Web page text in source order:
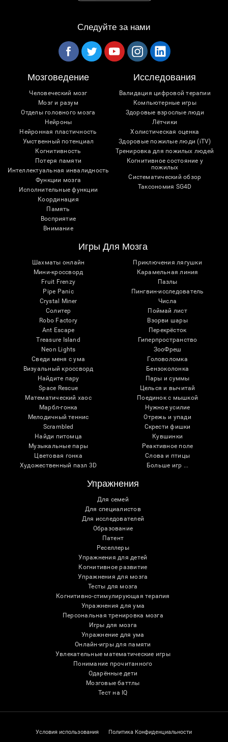
Следуйте за нами
Мозговедение
Человеческий мозг
Мозг и разум
Отделы головного мозга
Нейроны
Нейронная пластичность
Умственный потенциал
Когнитивность
Потеря памяти
Интеллектуальная инвалидность
Функции мозга
Исполнительные функции
Координация
Память
Восприятие
Внимание
Исследования
Валидация цифровой терапии
Компьютерные игры
Здоровые взрослые люди
Лётчики
Холистическая оценка
Здоровые пожилые люди (iTV)
Тренировка для пожилых людей
Когнитивное состояние у
пожилых
Систематический обзор
Таксономия SG4D
Игры Для Мозга
Шахматы онлайн
Мини-кроссворд
Fruit Frenzy
Pipe Panic
Crystal Miner
Солитер
Robo Factory
Ant Escape
Treasure Island
Neon Lights
Сведи меня с ума
Визуальный кроссворд
Найдите пару
Space Rescue
Математический хаос
Марбл-гонка
Мелодичный теннис
Scrambled
Найди питомца
Музыкальные пары
Цветовая гонка
Художественный пазл 3D
Приключения лягушки
Карамельная линия
Пазлы
Пингвин-исследователь
Числа
Поймай лист
Взорви шары
Перекрёсток
Гиперпространство
ЗооФреш
Головоломка
Бензоколонка
Пары и суммы
Целься и вычитай
Поединок с мышкой
Нужное усилие
Отрежь и упади
Скрести фишки
Кувшинки
Реактивное поле
Слова и птицы
Больше игр ...
Упражнения
Для семей
Для специалистов
Для исследователей
Образование
Патент
Реселлеры
Упражнения для детей
Когнитивное развитие
Упражнения для мозга
Тесты для мозга
Когнитивно-стимулирующая терапия
Упражнения для ума
Персональная тренировка мозга
Игры для мозга
Упражнение для ума
Онлайн-игры для памяти
Увлекательные математические игры
Понимание прочитанного
Одарённые дети
Мозговые баттлы
Тест на IQ
Условия использования Политика Конфиденциальности